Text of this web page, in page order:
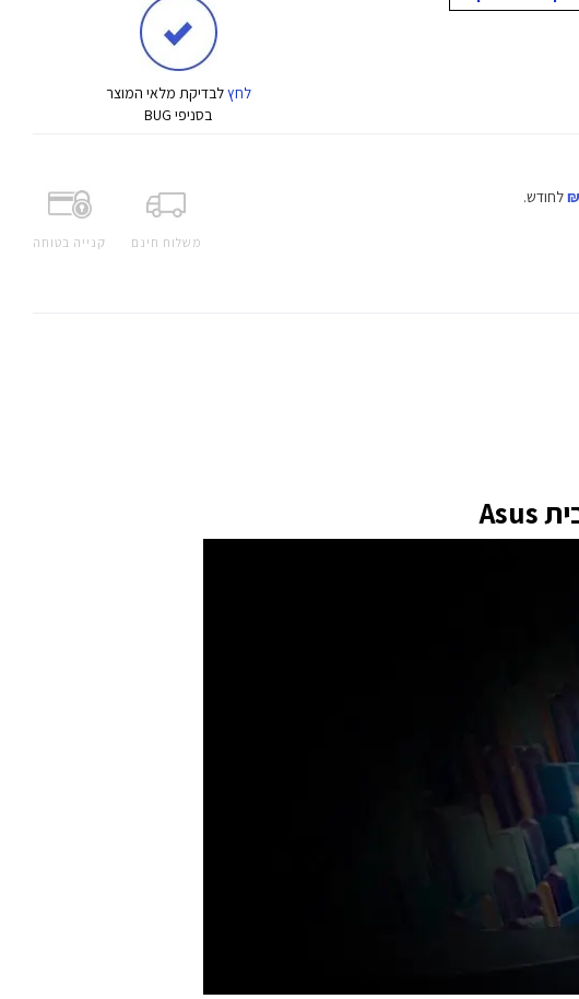
לחץלבדיקת מלאי המוצר
בסניפי BUG
משלוח חינם קנייה בטוחה
לחודש.